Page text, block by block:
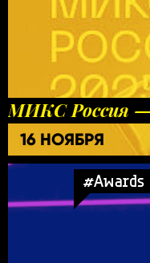
МИКС Россия —
16 НОЯБРЯ
#Awards